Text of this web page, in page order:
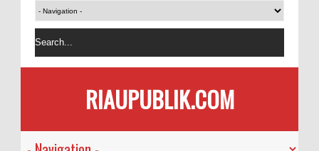
RIAUPUBLIK.COM